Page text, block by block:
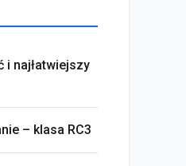
i najłatwiejszy
– klasa RC3